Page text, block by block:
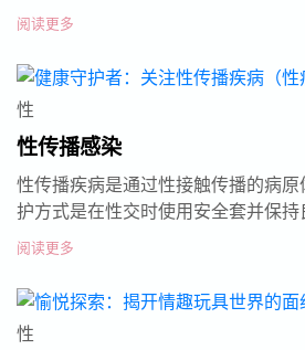
阅读更多
性
性传播感染
性传播疾病是通过性接触传播的病
护方式是在性交时使用安全套并保持
阅读更多
性